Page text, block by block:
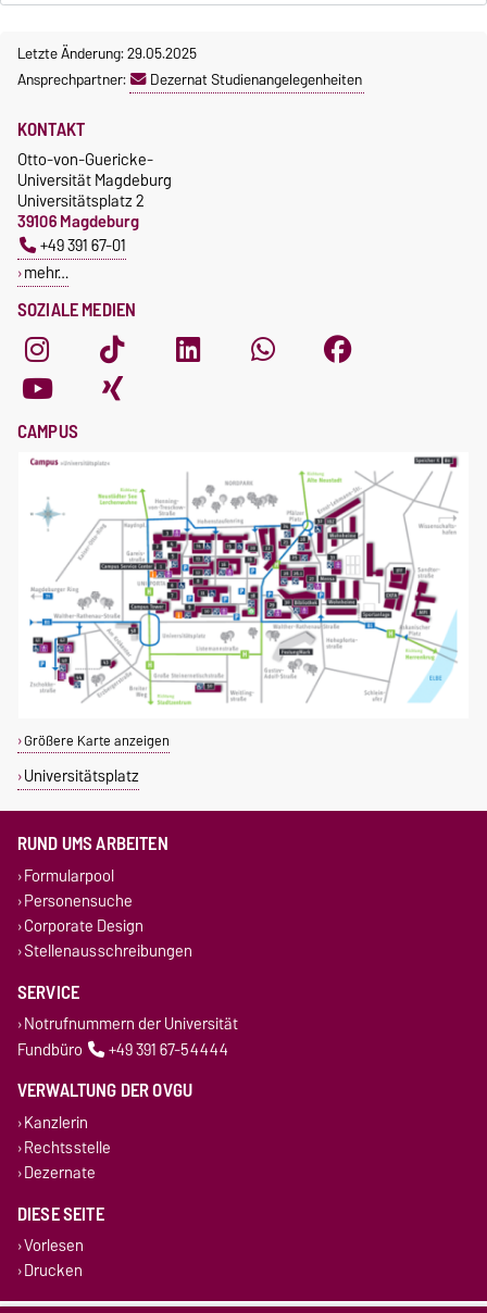
Letzte Änderung: 29.05.2025
Ansprechpartner:
Dezernat Studienangelegenheiten
SOZIALE MEDIEN
KONTAKT
Otto-von-Guericke-
Universität Magdeburg
Universitätsplatz 2
39106 Magdeburg
+49 391 67-01
mehr…
CAMPUS
Größere Karte anzeigen
Universitätsplatz
RUND UMS ARBEITEN
Formularpool
Personensuche
Corporate Design
Stellenausschreibungen
SERVICE
Notrufnummern der Universität
Fundbüro
+49 391 67-54444
VERWALTUNG DER OVGU
Kanzlerin
Rechtsstelle
Dezernate
DIESE SEITE
Vorlesen
Drucken